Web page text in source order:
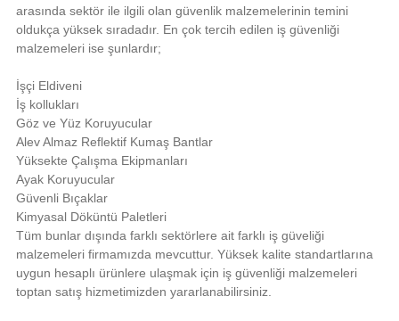
arasında sektör ile ilgili olan güvenlik malzemelerinin temini
oldukça yüksek sıradadır. En çok tercih edilen iş güvenliği
malzemeleri ise şunlardır;
İşçi Eldiveni
İş kollukları
Göz ve Yüz Koruyucular
Alev Almaz Reflektif Kumaş Bantlar
Yüksekte Çalışma Ekipmanları
Ayak Koruyucular
Güvenli Bıçaklar
Kimyasal Döküntü Paletleri
Tüm bunlar dışında farklı sektörlere ait farklı iş güveliği
malzemeleri firmamızda mevcuttur. Yüksek kalite standartlarına
uygun hesaplı ürünlere ulaşmak için iş güvenliği malzemeleri
toptan satış hizmetimizden yararlanabilirsiniz.